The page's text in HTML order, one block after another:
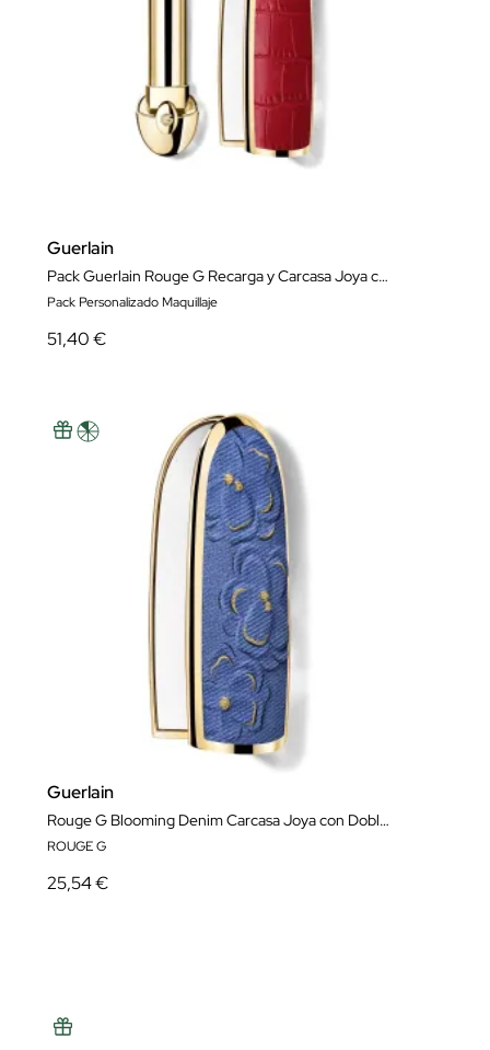
Guerlain
Pack Guerlain Rouge G Recarga y Carcasa Joya con Espejo
Pack Personalizado Maquillaje
51,40 €
Guerlain
Rouge G Blooming Denim Carcasa Joya con Doble Espejo - Edición Limitada
ROUGE G
25,54 €